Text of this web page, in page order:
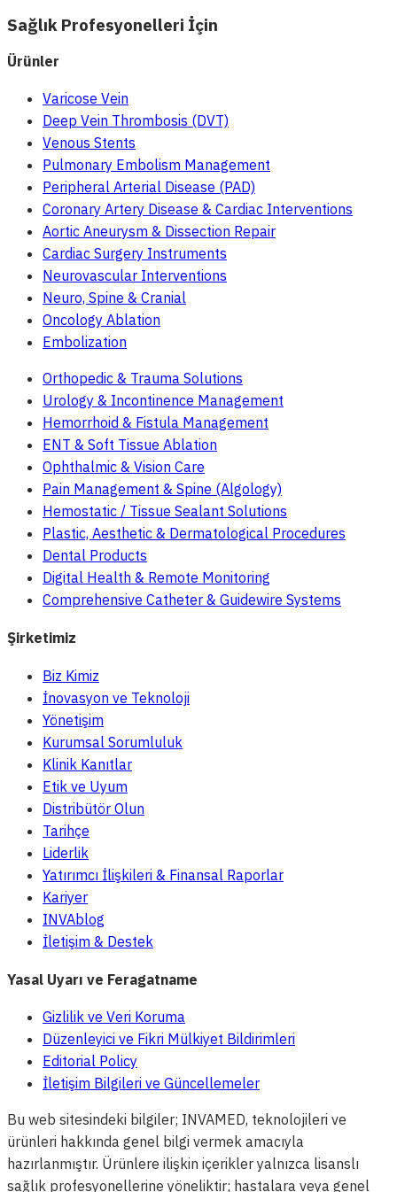
Sağlık Profesyonelleri İçin
Ürünler
Varicose Vein
Deep Vein Thrombosis (DVT)
Venous Stents
Pulmonary Embolism Management
Peripheral Arterial Disease (PAD)
Coronary Artery Disease & Cardiac Interventions
Aortic Aneurysm & Dissection Repair
Cardiac Surgery Instruments
Neurovascular Interventions
Neuro, Spine & Cranial
Oncology Ablation
Embolization
Orthopedic & Trauma Solutions
Urology & Incontinence Management
Hemorrhoid & Fistula Management
ENT & Soft Tissue Ablation
Ophthalmic & Vision Care
Pain Management & Spine (Algology)
Hemostatic / Tissue Sealant Solutions
Plastic, Aesthetic & Dermatological Procedures
Dental Products
Digital Health & Remote Monitoring
Comprehensive Catheter & Guidewire Systems
Şirketimiz
Biz Kimiz
İnovasyon ve Teknoloji
Yönetişim
Kurumsal Sorumluluk
Klinik Kanıtlar
Etik ve Uyum
Distribütör Olun
Tarihçe
Liderlik
Yatırımcı İlişkileri & Finansal Raporlar
Kariyer
INVAblog
İletişim & Destek
Yasal Uyarı ve Feragatname
Gizlilik ve Veri Koruma
Düzenleyici ve Fikri Mülkiyet Bildirimleri
Editorial Policy
İletişim Bilgileri ve Güncellemeler
Bu web sitesindeki bilgiler; INVAMED, teknolojileri ve
ürünleri hakkında genel bilgi vermek amacıyla
hazırlanmıştır. Ürünlere ilişkin içerikler yalnızca lisanslı
sağlık profesyonellerine yöneliktir; hastalara veya genel